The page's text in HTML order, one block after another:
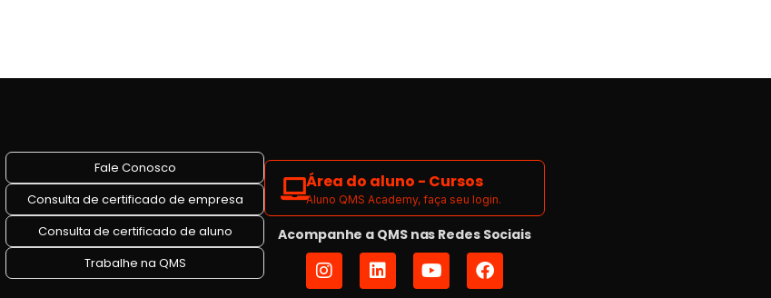
Fale Conosco
Consulta de certificado de empresa
Consulta de certificado de aluno
Trabalhe na QMS
Área do aluno - Cursos
Aluno QMS Academy, faça seu login.
Acompanhe a QMS nas Redes Sociais
I
n
L
i
Y
o
F
a